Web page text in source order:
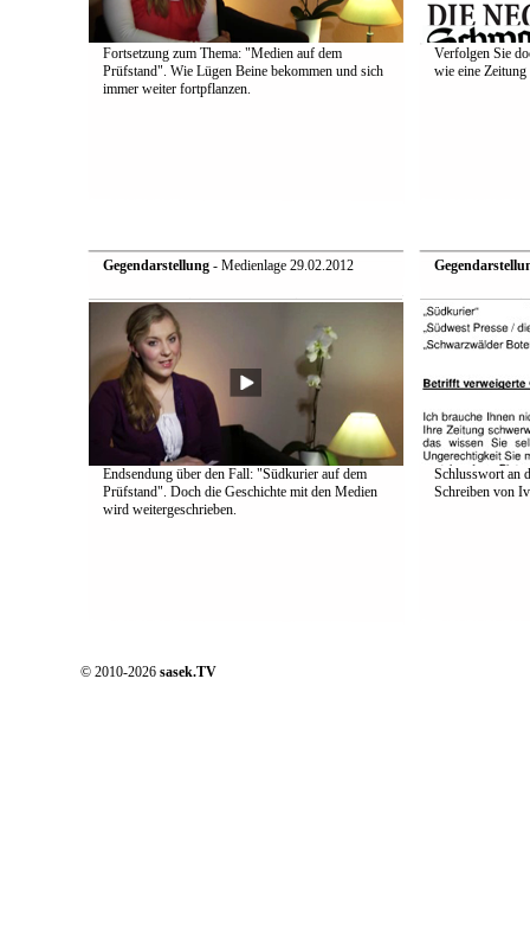
Fortsetzung zum Thema: "Medien auf dem
Prüfstand". Wie Lügen Beine bekommen und sich
immer weiter fortpflanzen.
Verfolgen Sie
wie eine Zeitung
Gegendarstellung- Medienlage 29.02.2012
Endsendung über den Fall: "Südkurier auf dem
Prüfstand". Doch die Geschichte mit den Medien
wird weitergeschrieben.
Schlusswort an
Schreiben von
© 2010-2026 sasek.TV